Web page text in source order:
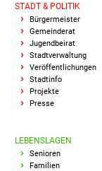
STADT & POLITIK
Bürgermeister
Gemeinderat
Jugendbeirat
Stadtverwaltung
Veröffentlichungen
Stadtinfo
Projekte
Presse
LEBENSLAGEN
Senioren
Familien